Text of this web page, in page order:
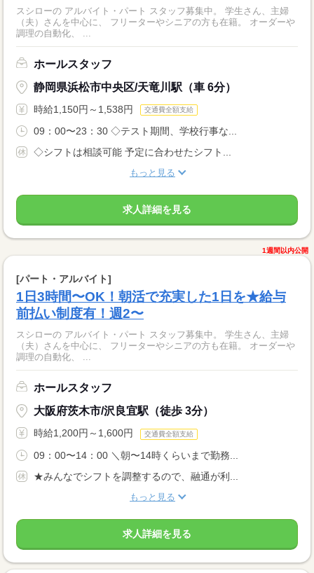
スシローの アルバイト・パート スタッフ募集中。 学生さん、主婦
（夫）さんを中心に、 フリーターやシニアの方も在籍。 オーダーや
調理の自動化、 ...
ホールスタッフ
静岡県浜松市中央区/天竜川駅（車 6分）
時給1,150円～1,538円 交通費全額支給
09：00〜23：30 ◇テスト期間、学校行事な...
◇シフトは相談可能 予定に合わせたシフト...
もっと見る
求人詳細を見る
1週間以内公開
[パート・アルバイト]
1日3時間〜OK！朝活で充実した1日を★給与
前払い制度有！週2〜
スシローの アルバイト・パート スタッフ募集中。 学生さん、主婦
（夫）さんを中心に、 フリーターやシニアの方も在籍。 オーダーや
調理の自動化、 ...
ホールスタッフ
大阪府茨木市/沢良宜駅（徒歩 3分）
時給1,200円～1,600円 交通費全額支給
09：00〜14：00 ＼朝〜14時くらいまで勤務...
★みんなでシフトを調整するので、融通が利...
もっと見る
求人詳細を見る